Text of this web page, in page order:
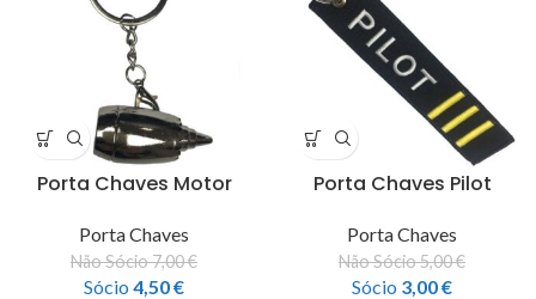
Porta Chaves Motor
Porta Chaves
Não Sócio7,00€
Sócio 4,50€
Porta Chaves Pilot
Porta Chaves
Não Sócio5,00€
Sócio 3,00€